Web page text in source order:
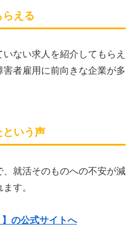
える
ない求人を紹介してもらえ
者雇用に前向きな企業が多
という声
就活そのものへの不安が減
す。
の公式サイトへ